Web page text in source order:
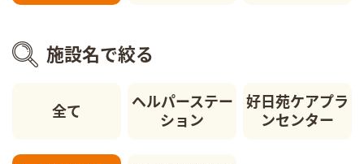
施設名で絞る
全て
ヘルパーステー
ション
好日苑ケアプラ
ンセンター